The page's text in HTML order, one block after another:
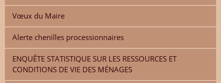
Vœux du Maire
Alerte chenilles processionnaires
ENQUÊTE STATISTIQUE SUR LES RESSOURCES ET
CONDITIONS DE VIE DES MÉNAGES